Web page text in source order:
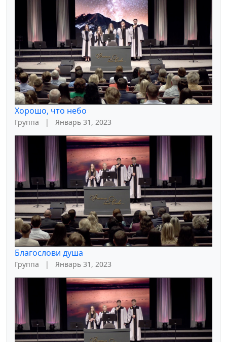
Хорошо, что небо
Группа | Январь 31, 2023
Благослови душа
Группа | Январь 31, 2023